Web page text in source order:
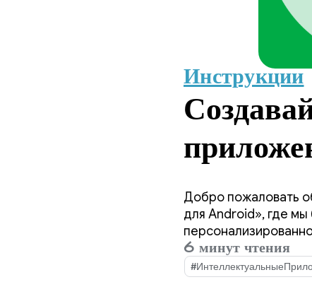
Инструкции
Добро пожаловать
для Android», где
предыдущей статье
облачных и
6 минут чтения